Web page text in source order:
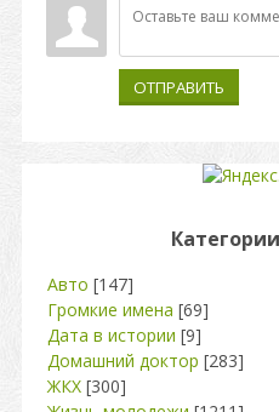
ОТПРАВИТЬ
Авто [147]
Громкие имена [69]
Дата в истории [9]
Домашний доктор [283]
ЖКХ [300]